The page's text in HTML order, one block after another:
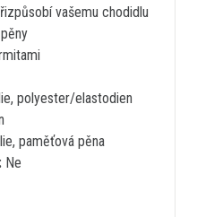
vašemu chodidlu
polyester/elastodien
paměťová pěna
Ne